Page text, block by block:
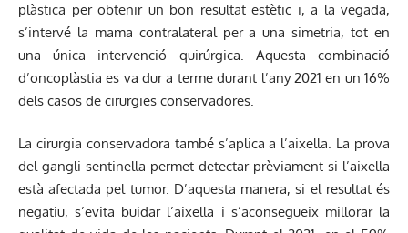
plàstica per obtenir un bon resultat estètic i, a la vegada,
s’intervé la mama contralateral per a una simetria, tot en
una única intervenció quirúrgica. Aquesta combinació
d’oncoplàstia es va dur a terme durant l’any 2021 en un 16%
dels casos de cirurgies conservadores.
La cirurgia conservadora també s’aplica a l’aixella. La prova
del gangli sentinella permet detectar prèviament si l’aixella
està afectada pel tumor. D’aquesta manera, si el resultat és
negatiu, s’evita buidar l’aixella i s’aconsegueix millorar la